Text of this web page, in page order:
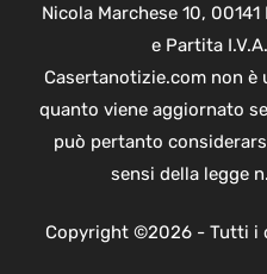
Nicola Marchese 10,
e Partita
Casertanotizie.com non
quanto viene aggiornato
può pertanto
sensi della legge
Copyright ©2026 - Tutti